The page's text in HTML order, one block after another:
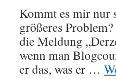
Kommt es mir nur
größeres
die Meldung
wenn man
er das, was er …